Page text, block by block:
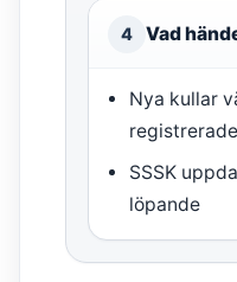
4 Vad
Nya kullar
SSSK
löpande